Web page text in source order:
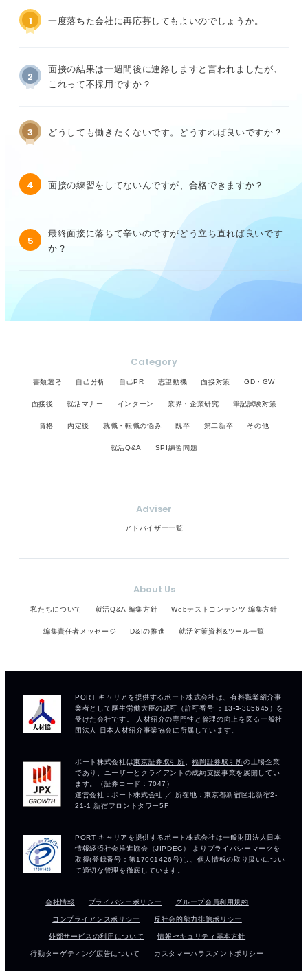
1 一度落ちた会社に再応募してもよいのでしょうか。
2
面接の結果は一週間後に連絡しますと言われましたが、
これって不採用ですか？
3 どうしても働きたくないです。どうすれば良いですか？
4 面接の練習をしてないんですが、合格できますか？
5
最終面接に落ちて辛いのですがどう立ち直れば良いです
か？
Category
書類選考 自己分析 自己PR 志望動機 面接対策 GD・GW
面接後 就活マナー インターン 業界・企業研究 筆記試験対策
資格 内定後 就職・転職の悩み 既卒 第二新卒 その他
就活Q&A SPI練習問題
Adviser
アドバイザー一覧
About Us
私たちについて 就活Q&A 編集方針 Webテストコンテンツ 編集方針
編集責任者メッセージ D&Iの推進 就活対策資料&ツール一覧
会社情報 プライバシーポリシー グループ会員利用規約
コンプライアンスポリシー 反社会的勢力排除ポリシー
外部サービスの利用について 情報セキュリティ基本方針
行動ターゲティング広告について カスタマーハラスメントポリシー